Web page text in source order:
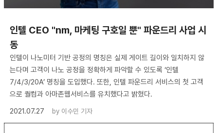
인텔 CEO "nm, 마케팅 구호일 뿐" 파운드리 사업 시
동
인텔이 나노미터 기반 공정의 명칭은 실제 게이트 길이와 일치하지 않
는다며 고객이 나노 공정을 정확하게 파악할 수 있도록 ‘인텔
7/4/3/20A’ 명칭을 도입했다. 또한, 인텔 파운드리 서비스의 첫 고객
으로 퀄컴과 아마존웹서비스를 유치했다고 밝혔다.
2021.07.27
by 이수민 기자